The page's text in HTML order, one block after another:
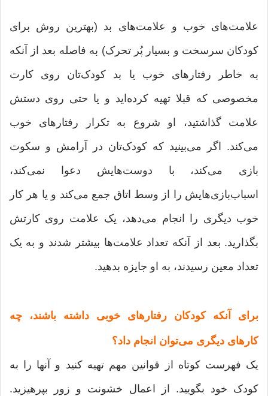
علامت‌های خوب و علامت‌های بد (بهترین روش برای
کودکان سرسخت و بسیار پُر تحرک) به فاصله بعد از آنکه
به خاطر رفتارهای خوب یا بد کودک‌تان روی کارت
مخصوصی که قبلا تهیه کرده‌اید و یا حتی روی دستش
علامت گذاشتید، او شروع به تکرار رفتارهای خوب
می‌کند. اگر می‌بینید که کودک‌تان در آرامش و سکوت
بازی می‌کند، با دوست‌هایش دعوا نمی‌کند،
اسباب‌بازی‌هایش را از وسط اتاق جمع می‌کند و یا هر کار
خوب دیگری را انجام می‌دهد، یک علامت روی کارتش
بگذارید. بعد از آنکه تعداد علامت‌ها بیشتر شدند و به یک
تعداد معین رسیدند، به او جایزه بدهید.
برای آنکه کودکان رفتارهای خوبی داشته باشند، چه
کارهای دیگری می‌توان انجام داد؟
یک فهرست کوتاه از قوانین مهم تهیه کنید و آنها را به
کودک خود بگویید. از اعمال خشونت و زور بپرهیزید.